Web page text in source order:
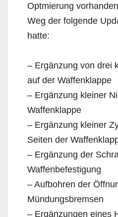
Optmierung
Weg der folgende
hatte:
– Ergänzung von drei
auf der Waffenklappe
– Ergänzung kleiner
Waffenklappe
– Ergänzung kleiner
Seiten der
– Ergänzung der
Waffenbefestigung
– Aufbohren der
Mündungsbremsen
– Ergänzungen eines